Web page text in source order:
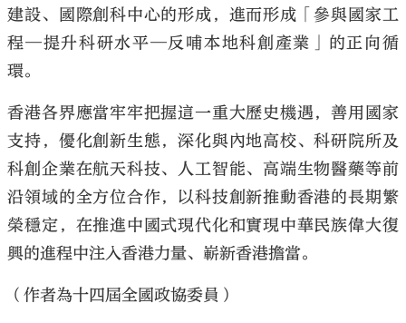
建設、國際創科中心的形成，進而形成「參與國家工
程—提升科研水平—反哺本地科創產業」的正向循
環。
香港各界應當牢牢把握這一重大歷史機遇，善用國家
支持，優化創新生態，深化與內地高校、科研院所及
科創企業在航天科技、人工智能、高端生物醫藥等前
沿領域的全方位合作，以科技創新推動香港的長期繁
榮穩定，在推進中國式現代化和實現中華民族偉大復
興的進程中注入香港力量、嶄新香港擔當。
（作者為十四屆全國政協委員）